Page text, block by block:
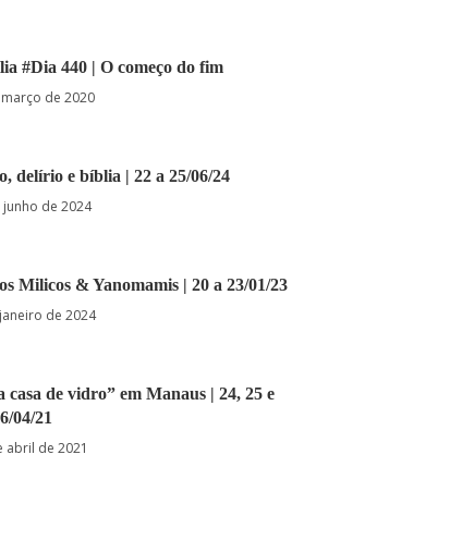
#Dia 440 | O começo do fim
de 2020
delírio e bíblia | 22 a 25/06/24
junho de 2024
Milicos & Yanomamis | 20 a 23/01/23
de 2024
casa de vidro” em Manaus | 24, 25 e
04/21
abril de 2021